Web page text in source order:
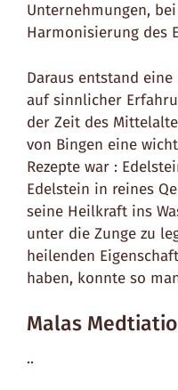
Unternehmungen,
Harmonisierung des
Daraus entstand
auf sinnlicher
der Zeit des
von Bingen eine
Rezepte war :
Edelstein in reines
seine Heilkraft ins
unter die Zunge zu
heilenden
haben, konnte so
Malas
..